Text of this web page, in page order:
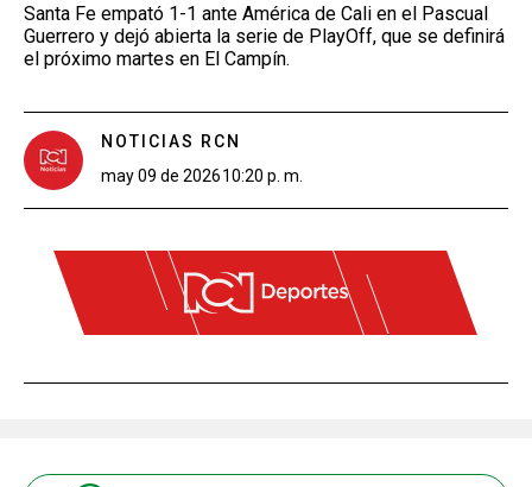
Santa Fe empató 1-1 ante América de Cali en el Pascual
Guerrero y dejó abierta la serie de PlayOff, que se definirá
el próximo martes en El Campín.
NOTICIAS RCN
may 09 de 202610:20 p. m.